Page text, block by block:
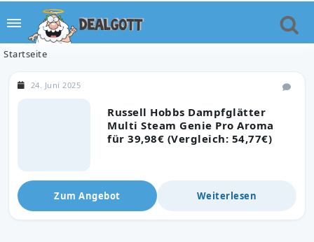
Startseite
Russell Hobbs Dampfglätter
Multi Steam Genie Pro Aroma
für 39,98€ (Vergleich: 54,77€)
24. Juni 2025
Zum Angebot Weiterlesen